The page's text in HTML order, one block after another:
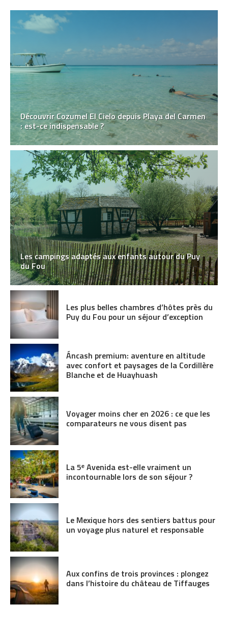
Découvrir Cozumel El Cielo depuis Playa del Carmen
: est-ce indispensable ?
Les campings adaptés aux enfants autour du Puy
du Fou
Les plus belles chambres d’hôtes près du
Puy du Fou pour un séjour d’exception
Áncash premium: aventure en altitude
avec confort et paysages de la Cordillère
Blanche et de Huayhuash
Voyager moins cher en 2026 : ce que les
comparateurs ne vous disent pas
La 5ᵉ Avenida est-elle vraiment un
incontournable lors de son séjour ?
Le Mexique hors des sentiers battus pour
un voyage plus naturel et responsable
Aux confins de trois provinces : plongez
dans l’histoire du château de Tiffauges